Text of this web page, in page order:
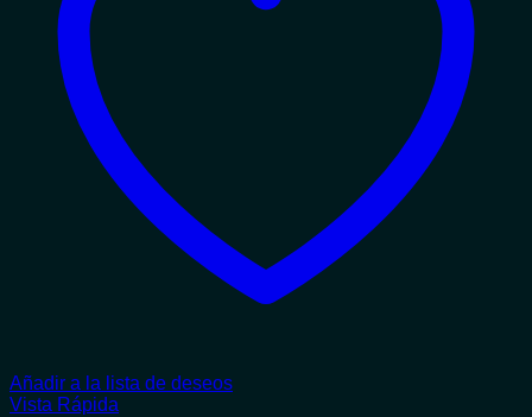
Añadir a la lista de deseos
Vista Rápida